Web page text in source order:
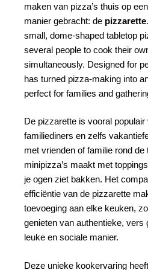
maken van pizza’s thuis op
manier gebracht: de pizzarette
small, dome-shaped tabletop
several people to cook their
simultaneously. Designed for
has turned pizza-making into
perfect for families and
De pizzarette is vooral populair
familiediners en zelfs
met vrienden of familie rond de
minipizza’s maakt met
je ogen ziet bakken. Het
efficiëntie van de pizzarette
toevoeging aan elke keuken,
genieten van authentieke, vers
leuke en sociale manier.
Deze unieke kookervaring